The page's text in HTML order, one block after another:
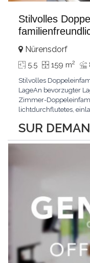
Stilvolles
SUR
Nürensdorf
5.5 159 m2
Stilvolles
LageAn bevorzugter
Zimmer-
lichtdurchflutetes,
Liegenschaft in einem
zeitgemässen